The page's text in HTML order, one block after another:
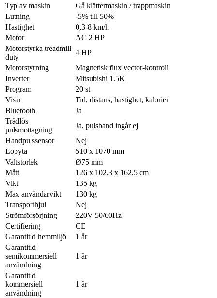
Typ av maskin
Gå klättermaskin / trappmaskin
Lutning
-5% till 50%
Hastighet
0,3-8 km/h
Motor
AC 2 HP
Motorstyrka treadmill
duty
4 HP
Motorstyrning
Magnetisk flux vector-kontroll
Inverter
Mitsubishi 1.5K
Program
20 st
Visar
Tid, distans, hastighet, kalorier
Bluetooth
Ja
Trådlös
pulsmottagning
Ja, pulsband ingår ej
Handpulssensor
Nej
Löpyta
510 x 1070 mm
Valtstorlek
Ø75 mm
Mått
126 x 102,3 x 162,5 cm
Vikt
135 kg
Max användarvikt
130 kg
Transporthjul
Nej
Strömförsörjning
220V 50/60Hz
Certifiering
CE
Garantitid hemmiljö
1 år
Garantitid
semikommersiell
användning
1 år
Garantitid
kommersiell
användning
1 år